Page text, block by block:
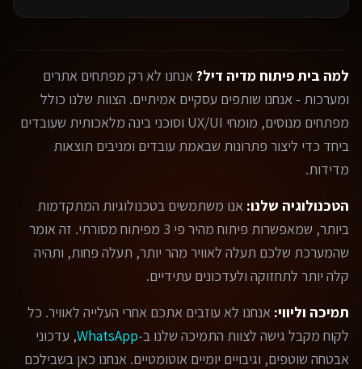
למה בית פיתוח מדיה דיל?אנחנו לא רק מפתחים אתרים
ומערכות - אנחנו שותפים עסקיים אמיתיים. הצוות שלנו כולל
מפתחים מנוסים, מומחי UX/UI וסוכני בינה מלאכותית שעובדים
ביחד כדי ליצור פתרונות שבאמת עובדים ומניבים תוצאות
מדידות.
הטכנולוגיה שלנו: אנו משתמשים בטכנולוגיות המתקדמות
ביותר, שמאפשרות פיתוח מהיר פי 3 מפיתוח מסורתי. זה אומר
שהמערכת שלכם תעלה לאוויר מהר יותר, תעלה פחות, ותהיה
קלה יותר לתחזוקה ולעדכונים עתידיים.
תמיכה וליווי: אנחנו לא עוזבים אתכם אחרי העלייה לאוויר. כל
לקוח מקבל גישה לצוות התמיכה שלנו ב-WhatsApp, עדכוני
אבטחה שוטפים, וגיבויים יומיים אוטומטיים. אנחנו כאן בשבילכם